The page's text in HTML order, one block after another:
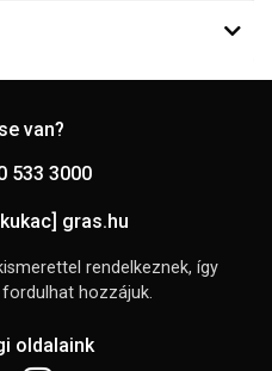
van?
533 3000
gras.hu
rendelkeznek, így
hozzájuk.
oldalaink